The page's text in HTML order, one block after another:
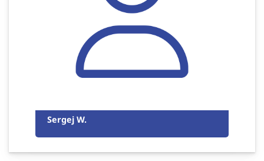
Sergej W.